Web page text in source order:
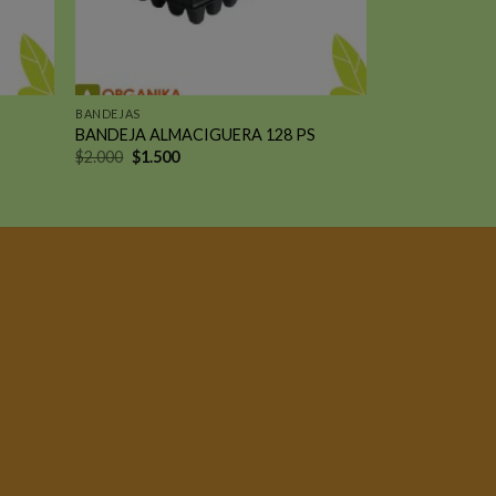
BANDEJAS
BANDEJA ALMACIGUERA 128 PS
$2.000 El
precio
$1.500El